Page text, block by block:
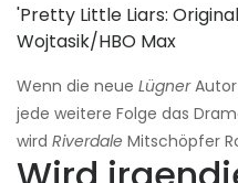
'Pretty Little Liars:
Wojtasik/HBO Max
Wenn die neue LügnerAutor
jede weitere Folge das
wird Riverdale Mitschöpfer